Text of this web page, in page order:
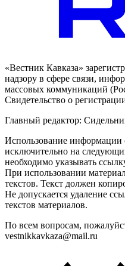
«Вестник Кавказа»
надзору в сфере связи,
массовых коммуникаций
Свидетельство о
Главный редактор:
Использование информации
исключительно на
необходимо указывать
При использовании
текстов. Текст должен
Не допускается удаление
текстов материалов.
По всем вопросам,
vestnikkavkaza@mail.ru